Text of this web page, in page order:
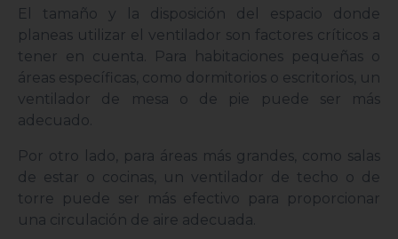
El tamaño y la disposición del espacio donde
planeas utilizar el ventilador son factores críticos a
tener en cuenta. Para habitaciones pequeñas o
áreas específicas, como dormitorios o escritorios, un
ventilador de mesa o de pie puede ser más
adecuado.
Por otro lado, para áreas más grandes, como salas
de estar o cocinas, un ventilador de techo o de
torre puede ser más efectivo para proporcionar
una circulación de aire adecuada.